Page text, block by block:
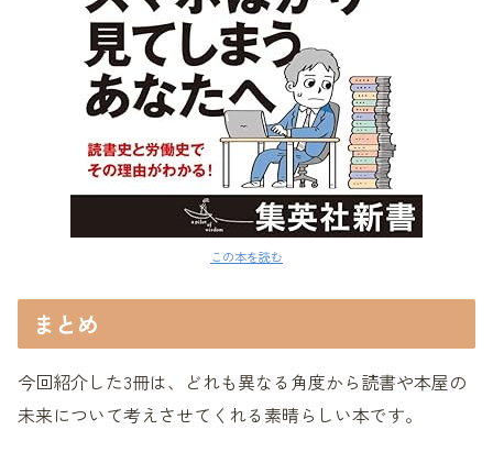
この本を読む
まとめ
今回紹介した3冊は、どれも異なる角度から読書や本屋の
未来について考えさせてくれる素晴らしい本です。